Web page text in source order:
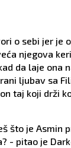
o sebi jer je
njegova
da laje ona
ljubav sa
taj koji drži
što je Asmin
- pitao je